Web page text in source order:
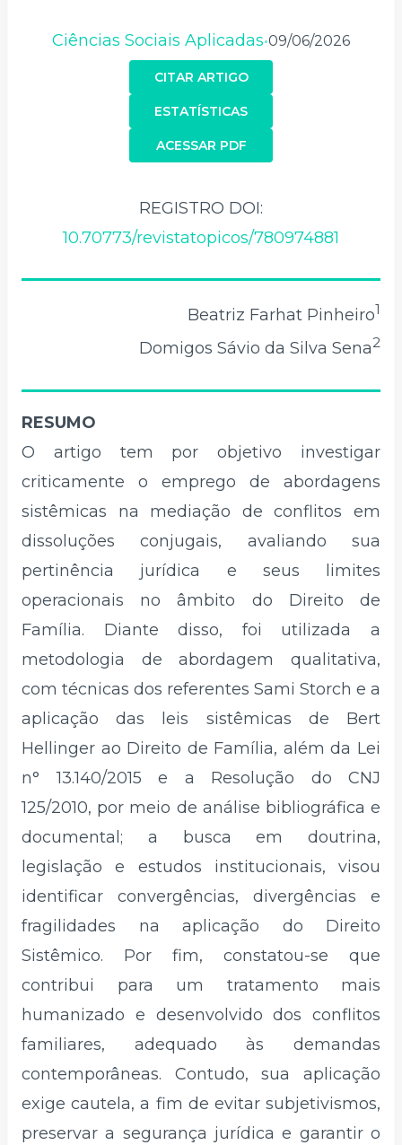
Ciências Sociais Aplicadas•09/06/2026
CITAR ARTIGO
ACESSAR PDF
ESTATÍSTICAS
REGISTRO DOI:
10.70773/revistatopicos/780974881
Beatriz Farhat Pinheiro1
Domigos Sávio da Silva Sena2
RESUMO
O artigo tem por objetivo investigar
criticamente o emprego de abordagens
sistêmicas na mediação de conflitos em
dissoluções conjugais, avaliando sua
pertinência jurídica e seus limites
operacionais no âmbito do Direito de
Família. Diante disso, foi utilizada a
metodologia de abordagem qualitativa,
com técnicas dos referentes Sami Storch e a
aplicação das leis sistêmicas de Bert
Hellinger ao Direito de Família, além da Lei
n° 13.140/2015 e a Resolução do CNJ
125/2010, por meio de análise bibliográfica e
documental; a busca em doutrina,
legislação e estudos institucionais, visou
identificar convergências, divergências e
fragilidades na aplicação do Direito
Sistêmico. Por fim, constatou-se que
contribui para um tratamento mais
humanizado e desenvolvido dos conflitos
familiares, adequado às demandas
contemporâneas. Contudo, sua aplicação
exige cautela, a fim de evitar subjetivismos,
preservar a segurança jurídica e garantir o